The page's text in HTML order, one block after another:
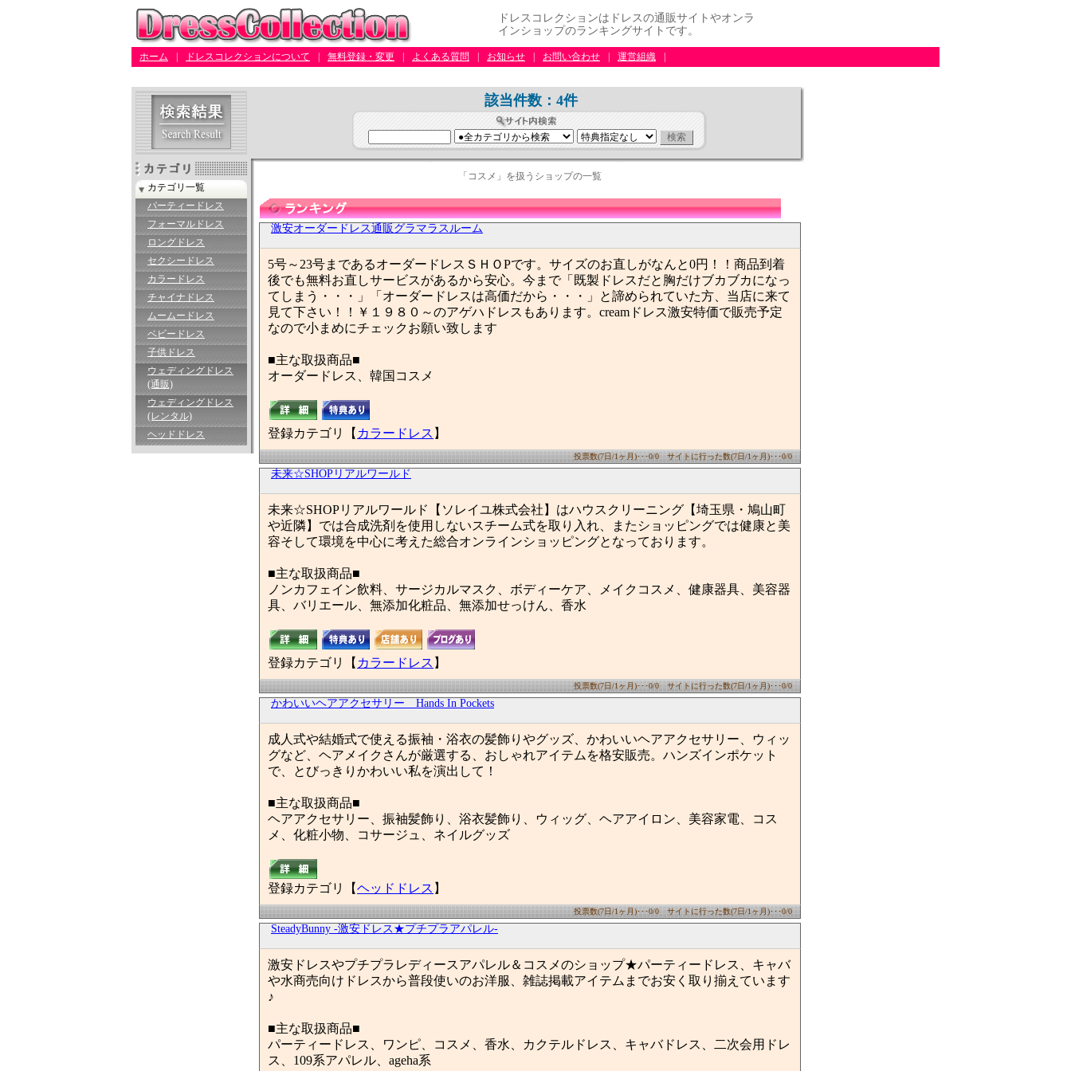
ドレスコレクションはドレスの通販サイトやオンラ
インショップのランキングサイトです。
ホーム ドレスコレクションについて 無料登録・変更 よくある質問 お知らせ お問い合わせ 運営組織
カテゴリ一覧
パーティードレス
フォーマルドレス
ロングドレス
セクシードレス
カラードレス
チャイナドレス
ムームードレス
ベビードレス
子供ドレス
ウェディングドレス
(通販)
ウェディングドレス
(レンタル)
ヘッドドレス
該当件数：4件
「コスメ」を扱うショップの一覧
激安オーダードレス通販グラマラスルーム
5号～23号まであるオーダードレスＳＨＯPです。サイズのお直しがなんと0円！！商品到着
後でも無料お直しサービスがあるから安心。今まで「既製ドレスだと胸だけブカブカになっ
てしまう・・・」「オーダードレスは高価だから・・・」と諦められていた方、当店に来て
見て下さい！！￥１９８０～のアゲハドレスもあります。creamドレス激安特価で販売予定
なので小まめにチェックお願い致します
■主な取扱商品■
オーダードレス、韓国コスメ
登録カテゴリ【 カラードレス 】
投票数(7日/1ヶ月)･･･0/0 サイトに行った数(7日/1ヶ月)･･･0/0
未来☆SHOPリアルワールド
未来☆SHOPリアルワールド【ソレイユ株式会社】はハウスクリーニング【埼玉県・鳩山町
や近隣】では合成洗剤を使用しないスチーム式を取り入れ、またショッピングでは健康と美
容そして環境を中心に考えた総合オンラインショッピングとなっております。
■主な取扱商品■
ノンカフェイン飲料、サージカルマスク、ボディーケア、メイクコスメ、健康器具、美容器
具、バリエール、無添加化粧品、無添加せっけん、香水
登録カテゴリ【 カラードレス 】
投票数(7日/1ヶ月)･･･0/0 サイトに行った数(7日/1ヶ月)･･･0/0
かわいいヘアアクセサリー Hands In Pockets
成人式や結婚式で使える振袖・浴衣の髪飾りやグッズ、かわいいヘアアクセサリー、ウィッ
グなど、ヘアメイクさんが厳選する、おしゃれアイテムを格安販売。ハンズインポケット
で、とびっきりかわいい私を演出して！
■主な取扱商品■
ヘアアクセサリー、振袖髪飾り、浴衣髪飾り、ウィッグ、ヘアアイロン、美容家電、コス
メ、化粧小物、コサージュ、ネイルグッズ
登録カテゴリ【ヘッドドレス 】
投票数(7日/1ヶ月)･･･0/0 サイトに行った数(7日/1ヶ月)･･･0/0
SteadyBunny -激安ドレス★プチプラアパレル-
激安ドレスやプチプラレディースアパレル＆コスメのショップ★パーティードレス、キャバ
や水商売向けドレスから普段使いのお洋服、雑誌掲載アイテムまでお安く取り揃えています
♪
■主な取扱商品■
パーティードレス、ワンピ、コスメ、香水、カクテルドレス、キャバドレス、二次会用ドレ
ス、109系アパレル、ageha系